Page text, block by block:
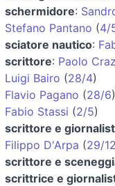
schermidore:
Stefano Pantano (4/
sciatore nautico:
scrittore: Paolo
Luigi Bairo (28/4)
Flavio Pagano (28/6)
Fabio Stassi (2/5)
scrittore e
Filippo D'Arpa (29/12
scrittore e
scrittrice e